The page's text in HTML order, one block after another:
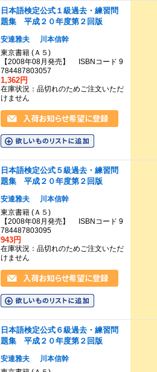
日本語検定公式１級過去・練習問
題集 平成２０年度第２回版
安達雅夫
川本信幹
東京書籍 (Ａ５)
【2008年08月発売】 ISBNコード 9
784487803057
1,362円
在庫状況：品切れのためご注文いただ
けません
日本語検定公式５級過去・練習問
題集 平成２０年度第２回版
安達雅夫
川本信幹
東京書籍 (Ａ５)
【2008年08月発売】 ISBNコード 9
784487803095
943円
在庫状況：品切れのためご注文いただ
けません
日本語検定公式６級過去・練習問
題集 平成２０年度第２回版
安達雅夫
川本信幹